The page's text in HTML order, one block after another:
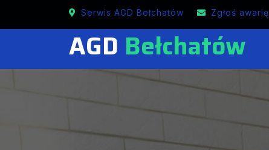
Serwis AGD Bełchatów Zgłoś awarię
AGD Bełchatów